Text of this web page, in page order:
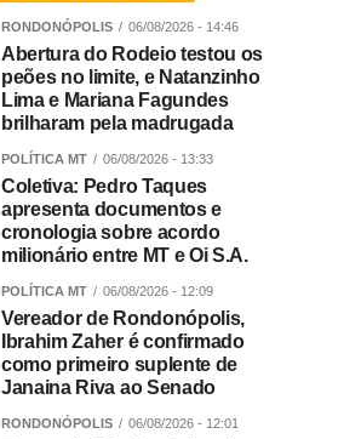
RONDONÓPOLIS 06/08/2026 - 14:46
Abertura do Rodeio testou os
peões no limite, e Natanzinho
Lima e Mariana Fagundes
brilharam pela madrugada
POLÍTICA MT 06/08/2026 - 13:33
Coletiva: Pedro Taques
apresenta documentos e
cronologia sobre acordo
milionário entre MT e Oi S.A.
POLÍTICA MT 06/08/2026 - 12:09
Vereador de Rondonópolis,
Ibrahim Zaher é confirmado
como primeiro suplente de
Janaina Riva ao Senado
RONDONÓPOLIS 06/08/2026 - 12:01